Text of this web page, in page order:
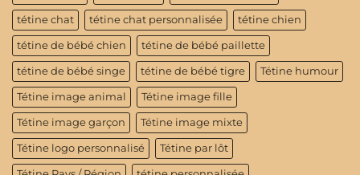
tétine chat tétine chat personnalisée tétine chien
tétine de bébé chien tétine de bébé paillette
tétine de bébé singe tétine de bébé tigre Tétine humour
Tétine image animal Tétine image fille
Tétine image garçon Tétine image mixte
Tétine logo personnalisé Tétine par lôt